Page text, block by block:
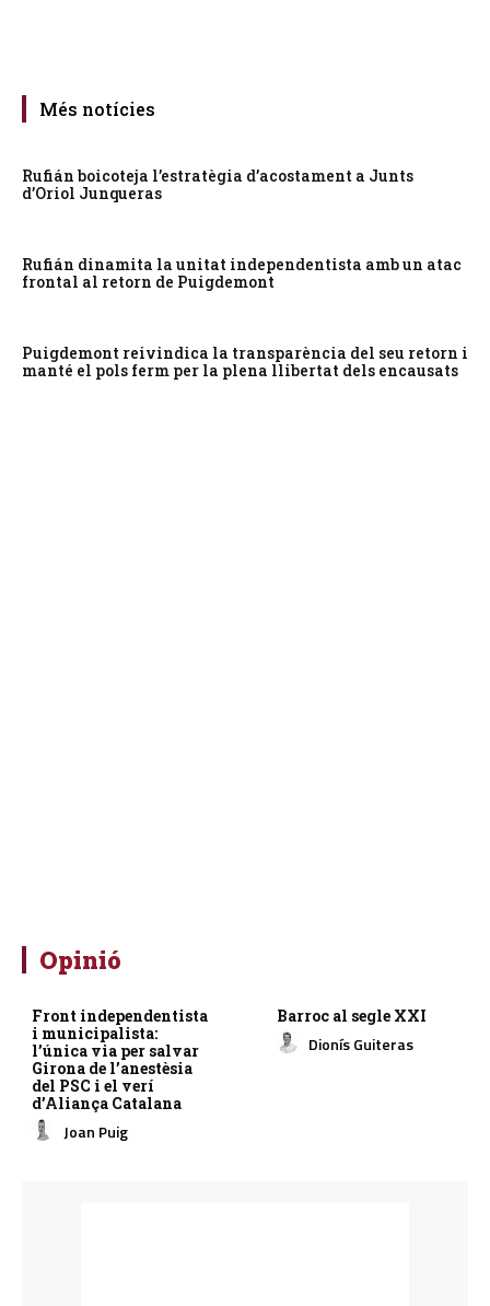
Més notícies
Rufián boicoteja l’estratègia d’acostament a Junts
d’Oriol Junqueras
Rufián dinamita la unitat independentista amb un atac
frontal al retorn de Puigdemont
Puigdemont reivindica la transparència del seu retorn i
manté el pols ferm per la plena llibertat dels encausats
Opinió
Front independentista
i municipalista:
l’única via per salvar
Girona de l’anestèsia
del PSC i el verí
d’Aliança Catalana
Joan Puig
Barroc al segle XXI
Dionís Guiteras